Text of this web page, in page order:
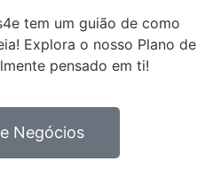
tem um guião de como
Explora o nosso Plano de
pensado em ti!
Negócios